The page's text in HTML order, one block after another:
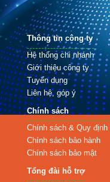
Thông tin công ty
Hệ thống chi nhánh
Giới thiệu công ty
Tuyển dụng
Liên hệ, góp ý
Chính sách
Chính sách & Quy định
Chính sách bảo hành
Chính sách bảo mật
Tổng đài hỗ trợ